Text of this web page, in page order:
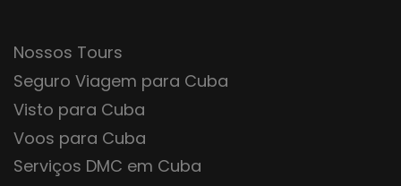
Nossos Tours
Seguro Viagem para Cuba
Visto para Cuba
Voos para Cuba
Serviços DMC em Cuba